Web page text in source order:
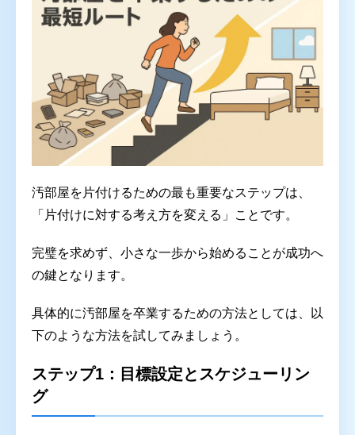
汚部屋を片付けるための最も重要なステップは、
「片付けに対する考え方を変える」ことです。
完璧を求めず、小さな一歩から始めることが成功へ
の鍵となります。
具体的に汚部屋を卒業するための方法としては、以
下のような方法を試してみましょう。
ステップ1：目標設定とスケジューリン
グ